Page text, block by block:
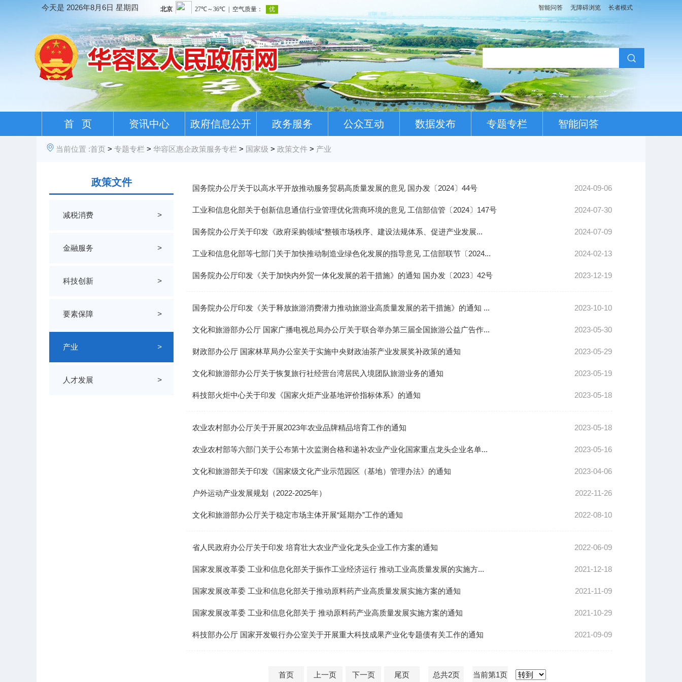
今天是 2026年8月6日 星期四 智能问答 无障碍浏览 长者模式
首 页 资讯中心 政府信息公开 政务服务 公众互动 数据发布 专题专栏 智能问答
当前位置 :首页 > 专题专栏 > 华容区惠企政策服务专栏 > 国家级 > 政策文件 > 产业
政策文件
减税消费 >
金融服务 >
科技创新 >
要素保障 >
产业 >
人才发展 >
国务院办公厅关于以高水平开放推动服务贸易高质量发展的意见 国办发〔2024〕44号 2024-09-06
工业和信息化部关于创新信息通信行业管理优化营商环境的意见 工信部信管〔2024〕147号 2024-07-30
国务院办公厅关于印发《政府采购领域“整顿市场秩序、建设法规体系、促进产业发展... 2024-07-09
工业和信息化部等七部门关于加快推动制造业绿色化发展的指导意见 工信部联节〔2024... 2024-02-13
国务院办公厅印发《关于加快内外贸一体化发展的若干措施》的通知 国办发〔2023〕42号 2023-12-19
国务院办公厅印发《关于释放旅游消费潜力推动旅游业高质量发展的若干措施》的通知 ... 2023-10-10
文化和旅游部办公厅 国家广播电视总局办公厅关于联合举办第三届全国旅游公益广告作... 2023-05-30
财政部办公厅 国家林草局办公室关于实施中央财政油茶产业发展奖补政策的通知 2023-05-29
文化和旅游部办公厅关于恢复旅行社经营台湾居民入境团队旅游业务的通知 2023-05-19
科技部火炬中心关于印发《国家火炬产业基地评价指标体系》的通知 2023-05-18
农业农村部办公厅关于开展2023年农业品牌精品培育工作的通知 2023-05-18
农业农村部等六部门关于公布第十次监测合格和递补农业产业化国家重点龙头企业名单... 2023-05-16
文化和旅游部关于印发《国家级文化产业示范园区（基地）管理办法》的通知 2023-04-06
户外运动产业发展规划（2022-2025年） 2022-11-26
文化和旅游部办公厅关于稳定市场主体开展“延期办”工作的通知 2022-08-10
省人民政府办公厅关于印发 培育壮大农业产业化龙头企业工作方案的通知 2022-06-09
国家发展改革委 工业和信息化部关于振作工业经济运行 推动工业高质量发展的实施方... 2021-12-18
国家发展改革委 工业和信息化部关于推动原料药产业高质量发展实施方案的通知 2021-11-09
国家发展改革委 工业和信息化部关于 推动原料药产业高质量发展实施方案的通知 2021-10-29
科技部办公厅 国家开发银行办公室关于开展重大科技成果产业化专题债有关工作的通知 2021-09-09
首页 上一页 下一页 尾页 总共2页 当前第1页